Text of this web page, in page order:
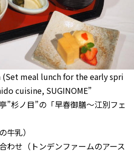
(Set meal lunch for the early spri
cuisine, SUGINOME”
”杉ノ目”の「早春御膳～江別フェ
牛乳）
わせ（トンデンファームのアース